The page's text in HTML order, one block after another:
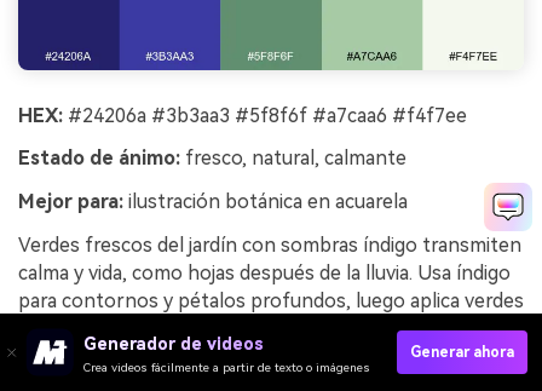
HEX: #24206a #3b3aa3 #5f8f6f #a7caa6 #f4f7ee
Estado de ánimo: fresco, natural, calmante
Mejor para: ilustración botánica en acuarela
Verdes frescos del jardín con sombras índigo transmiten
calma y vida, como hojas después de la lluvia. Usa índigo
para contornos y pétalos profundos, luego aplica verdes
suaves para tallos y fondos. Combina con textura de
papel blanco roto y rotulación delicada a mano. Consejo:
Generador de videos
Crea videos fácilmente a partir de texto o imágenes
Generar ahora